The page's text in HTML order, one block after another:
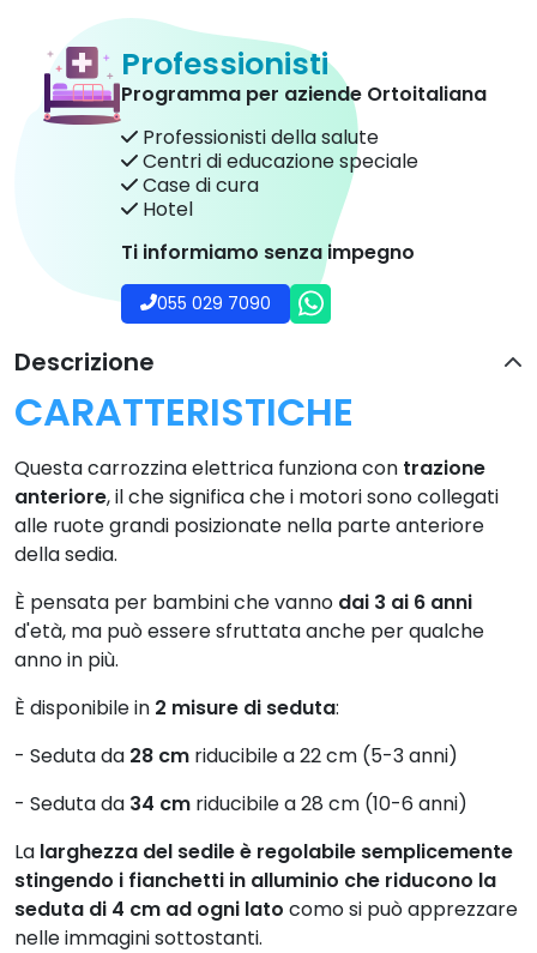
Professionisti
Programma per aziende Ortoitaliana
Professionisti della salute
Centri di educazione speciale
Case di cura
Hotel
Ti informiamo senza impegno
055 029 7090
Descrizione
CARATTERISTICHE
Questa carrozzina elettrica funziona con trazione
anteriore, il che significa che i motori sono collegati
alle ruote grandi posizionate nella parte anteriore
della sedia.
È pensata per bambini che vanno dai 3 ai 6 anni
d'età, ma può essere sfruttata anche per qualche
anno in più.
È disponibile in 2 misure di seduta:
- Seduta da 28 cm riducibile a 22 cm (5-3 anni)
- Seduta da 34 cm riducibile a 28 cm (10-6 anni)
La larghezza del sedile è regolabile semplicemente
stingendo i fianchetti in alluminio che riducono la
seduta di 4 cm ad ogni lato como si può apprezzare
nelle immagini sottostanti.